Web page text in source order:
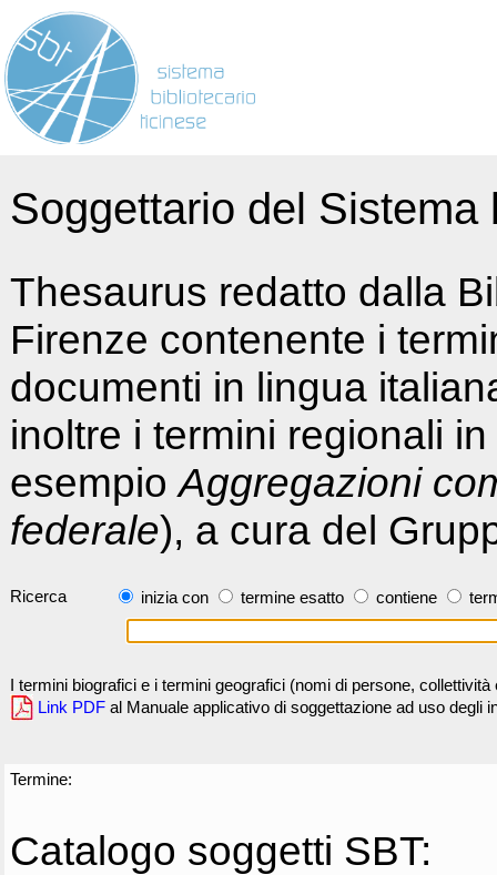
Soggettario del
Thesaurus redatto dalla
Firenze contenente i
documenti in lingua
inoltre i termini regionali
esempioAggregazioni
federale), a cura del
Ricerca inizia con termine esatto contiene
I termini biografici e i termini geografici (nomi di persone,
Link PDF al Manuale applicativo di soggettazione ad uso degli
Termine:
Catalogo soggetti SBT: